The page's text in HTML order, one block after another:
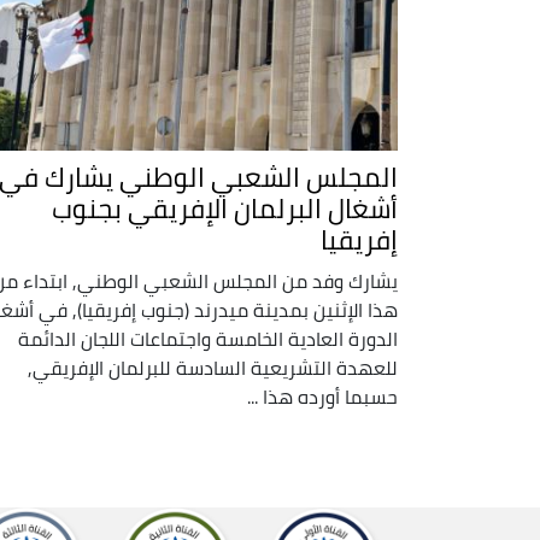
المجلس الشعبي الوطني يشارك في
أشغال البرلمان الإفريقي بجنوب
إفريقيا
يشارك وفد من المجلس الشعبي الوطني, ابتداء
هذا الإثنين بمدينة ميدرند (جنوب إفريقيا), في
الدورة العادية الخامسة واجتماعات اللجان الدائمة
للعهدة التشريعية السادسة للبرلمان الإفريقي,
حسبما أورده هذا ...